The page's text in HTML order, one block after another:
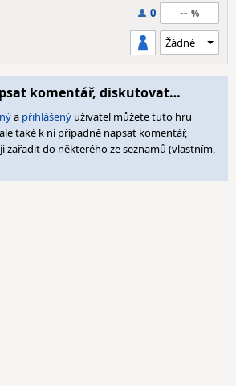
0 --
komentář, diskutovat…
a přihlášený uživatel můžete tuto hru
také k ní případně napsat komentář,
zařadit do některého ze seznamů (vlastním,